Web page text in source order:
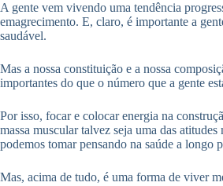
A gente vem vivendo uma tendência
emagrecimento. E, claro, é importante a
saudável.
Mas a nossa constituição e a nossa
importantes do que o número que a gente
Por isso, focar e colocar energia na
massa muscular talvez seja uma das
podemos tomar pensando na saúde a longo
Mas, acima de tudo, é uma forma de viver